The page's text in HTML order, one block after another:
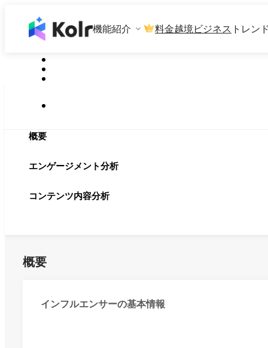
機能紹介 料金越境ビジネス トレン
概要
エンゲージメント分析
コンテンツ内容分析
概要
インフルエンサーの基本情報